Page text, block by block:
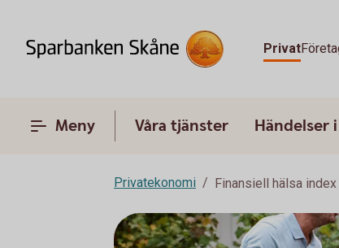
Privat
Meny Våra tjänster Händelser
Privatekonomi Finansiell hälsa index